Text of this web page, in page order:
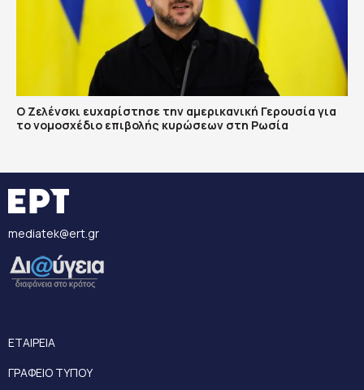
Ο Ζελένσκι ευχαρίστησε την αμερικανική Γερουσία για
το νομοσχέδιο επιβολής κυρώσεων στη Ρωσία
mediatek@ert.gr
ΕΤΑΙΡΕΙΑ
ΓΡΑΦΕΙΟ ΤΥΠΟΥ